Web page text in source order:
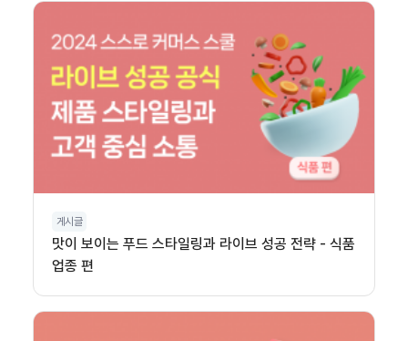
게시글
맛이 보이는 푸드 스타일링과 라이브 성공 전략 - 식품
업종 편